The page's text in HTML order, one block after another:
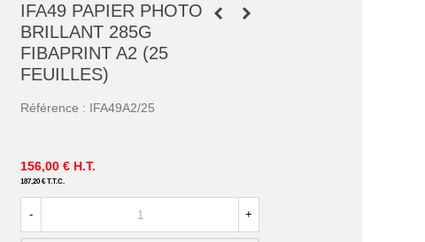
IFA49 PAPIER PHOTO
BRILLANT 285G
FIBAPRINT A2 (25
FEUILLES)
Référence : IFA49A2/25
156,00 € H.T.
187,20 € T.T.C.
- +